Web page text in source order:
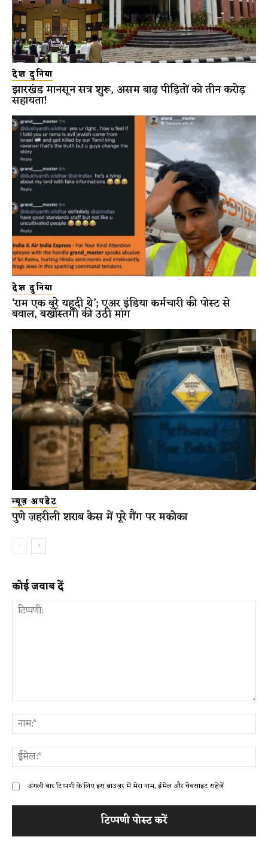
देश दुनिया
झारखंड मानसून सत्र शुरू, असम बाढ़ पीड़ितों को तीन करोड़
सहायता!
देश दुनिया
‘राम एक बुरे यहूदी थे’; एअर इंडिया कर्मचारी की पोस्ट से
बवाल, बर्खास्तगी की उठी मांग
न्यूज़ अपडेट
पुणे ज़हरीली शराब केस में पूरे गैंग पर मकोका
कोई जवाब दें
अगली बार टिप्पणी के लिए इस ब्राउज़र में मेरा नाम, ईमेल और वेबसाइट सहेजें